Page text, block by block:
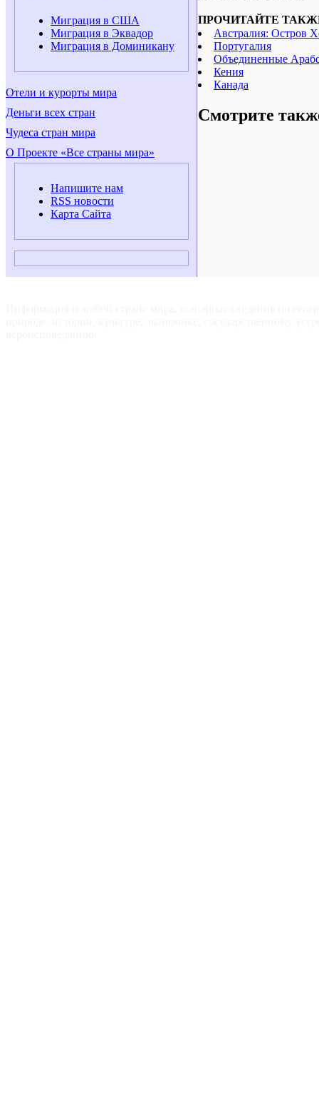
Миграция в США
Миграция в Эквадор
Миграция в Доминикану
Отели и курорты мира
Деньги всех стран
Чудеса стран мира
О Проекте «Все страны мира»
Напишите нам
RSS новости
Карта Сайта
ПРОЧИТАЙТЕ
Австралия: Остров
Португалия
Объединенные
Кения
Канада
Смотрите